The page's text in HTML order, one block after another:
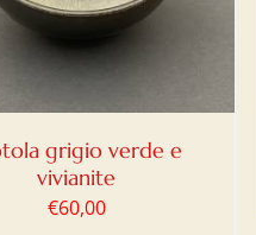
grigio verde e
vivianite
€60,00